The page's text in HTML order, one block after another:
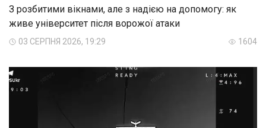
З розбитими вікнами, але з надією на допомогу: як
живе університет після ворожої атаки
03 СЕРПНЯ 2026, 19:29 1604